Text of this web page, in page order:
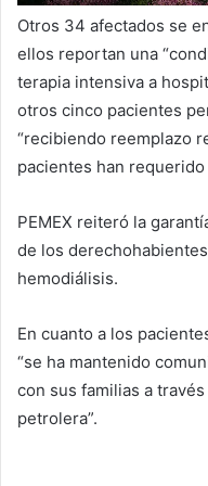
Otros 34 afectados se
ellos reportan una
terapia intensiva a
otros cinco pacientes
“recibiendo reemplazo
pacientes han
PEMEX reiteró la
de los
hemodiálisis.
En cuanto a los
“se ha mantenido
con sus familias a
petrolera”.